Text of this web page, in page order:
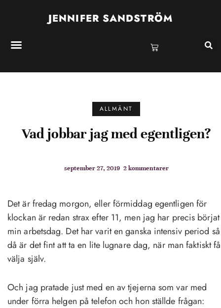
JENNIFER SANDSTRÖM
ALLMÄNT
Vad jobbar jag med egentligen?
september 27, 2019 2 kommentarer
Det är fredag morgon, eller förmiddag egentligen för
klockan är redan strax efter 11, men jag har precis börjat
min arbetsdag. Det har varit en ganska intensiv period så
då är det fint att ta en lite lugnare dag, när man faktiskt
välja själv.
Och jag pratade just med en av tjejerna som var med
under förra helgen på telefon och hon ställde frågan: